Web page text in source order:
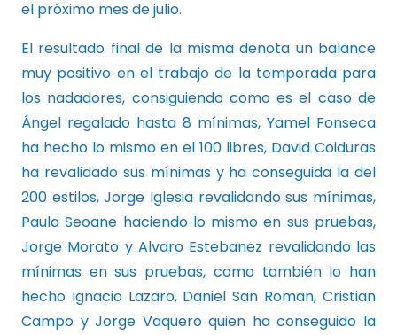
el próximo mes de julio.
El resultado final de la misma denota un balance
muy positivo en el trabajo de la temporada para
los nadadores, consiguiendo como es el caso de
Ángel regalado hasta 8 mínimas, Yamel Fonseca
ha hecho lo mismo en el 100 libres, David Coiduras
ha revalidado sus mínimas y ha conseguida la del
200 estilos, Jorge Iglesia revalidando sus mínimas,
Paula Seoane haciendo lo mismo en sus pruebas,
Jorge Morato y Alvaro Estebanez revalidando las
mínimas en sus pruebas, como también lo han
hecho Ignacio Lazaro, Daniel San Roman, Cristian
Campo y Jorge Vaquero quien ha conseguido la